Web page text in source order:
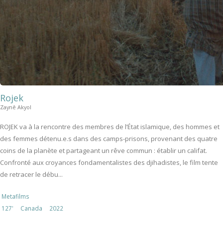
Rojek
Zaynê Akyol
ROJEK va à la rencontre des membres de l’État islamique, des hommes et
des femmes détenu.e.s dans des camps-prisons, provenant des quatre
coins de la planète et partageant un rêve commun : établir un califat.
Confronté aux croyances fondamentalistes des djihadistes, le film tente
de retracer le débu...
Metafilms
127'
Canada 2022